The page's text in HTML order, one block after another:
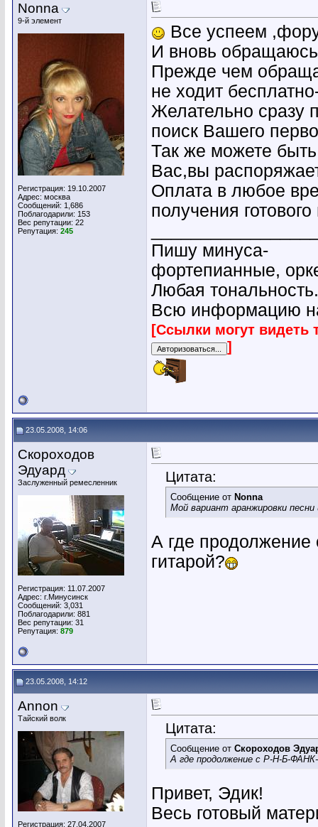
Nonna
9-й элемент
Регистрация: 19.10.2007
Адрес: москва
Сообщений: 1,686
Поблагодарили: 153
Вес репутации: 22
Репутация: 245
Все успеем
И вновь обращаюсь
Прежде чем
не ходит
Желательно сразу
поиск Вашего
Так же можете
Вас,вы
Оплата в любое
получения
Пишу минуса-
фортепианные,
Любая тональность.
Всю информацию
[Ссылки могут видеть
]
23.05.2008, 14:06
Скороходов
Эдуард
Заслуженный ремесленник
Регистрация: 11.07.2007
Адрес: г.Минусинск
Сообщений: 3,031
Поблагодарили: 881
Вес репутации: 31
Репутация: 879
Цитата:
Сообщение от Nonna
Мой вариант аранжировки
А где
гитарой?
23.05.2008, 14:12
Annon
Тайский волк
Регистрация: 27.04.2007
Цитата:
Сообщение от Скороходов
А где продолжение с Р-Н-Б-
Привет, Эдик!
Весь готовый